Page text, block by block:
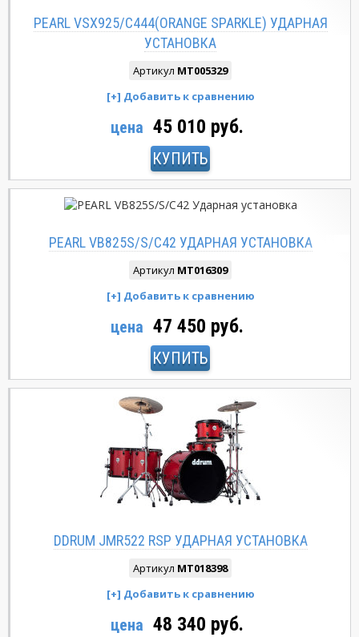
PEARL VSX925/C444(ORANGE SPARKLE) УДАРНАЯ
УСТАНОВКА
Артикул MT005329
цена 45 010 руб.
КУПИТЬ
PEARL VB825S/S/C42 УДАРНАЯ УСТАНОВКА
Артикул MT016309
цена 47 450 руб.
КУПИТЬ
DDRUM JMR522 RSP УДАРНАЯ УСТАНОВКА
Артикул MT018398
цена 48 340 руб.